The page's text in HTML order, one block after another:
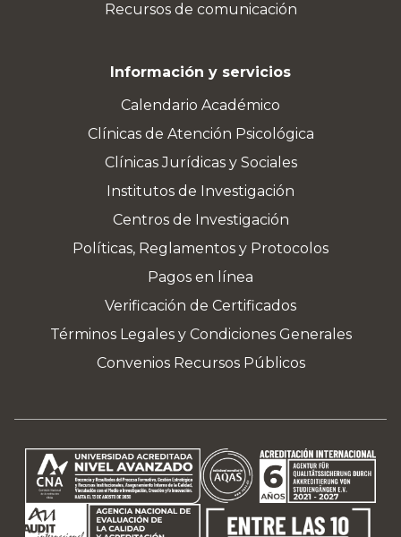
Recursos de comunicación
Información y servicios
Calendario Académico
Clínicas de Atención Psicológica
Clínicas Jurídicas y Sociales
Institutos de Investigación
Centros de Investigación
Políticas, Reglamentos y Protocolos
Pagos en línea
Verificación de Certificados
Términos Legales y Condiciones Generales
Convenios Recursos Públicos